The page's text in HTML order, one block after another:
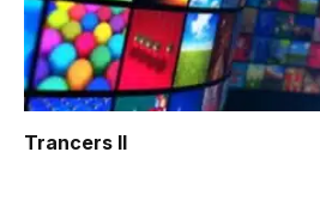
Trancers II